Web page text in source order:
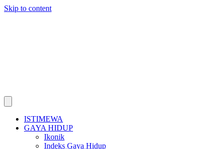
Skip to content
ISTIMEWA
GAYA HIDUP
Ikonik
Indeks Gaya Hidup